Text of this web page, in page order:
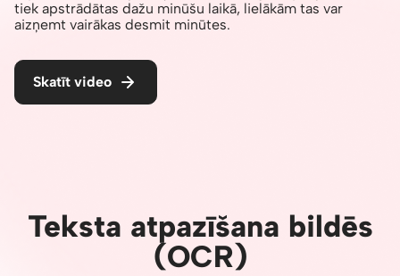
tiek apstrādātas dažu minūšu laikā, lielākām tas var
aizņemt vairākas desmit minūtes.
Skatīt video
Teksta atpazīšana bildēs
(OCR)